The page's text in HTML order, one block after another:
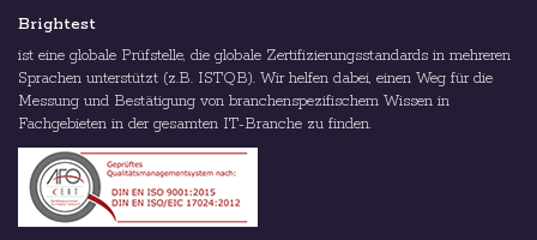
Brightest
ist eine globale Prüfstelle, die globale Zertifizierungsstandards in mehreren
Sprachen unterstützt (z.B. ISTQB). Wir helfen dabei, einen Weg für die
Messung und Bestätigung von branchenspezifischem Wissen in
Fachgebieten in der gesamten IT-Branche zu finden.